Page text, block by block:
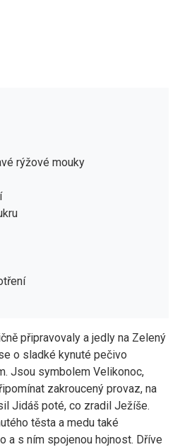
rýžové mouky
připravovaly a jedly na Zelený
o sladké kynuté pečivo
Jsou symbolem Velikonoc,
zakroucený provaz, na
Jidáš poté, co zradil Ježíše.
těsta a medu také
a s ním spojenou hojnost. Dříve